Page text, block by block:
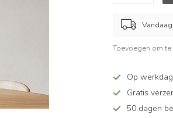
Toevoegen om
Op
Gratis
50 dagen